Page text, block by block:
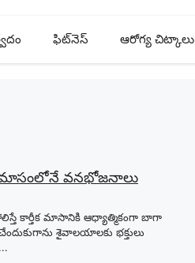
ఫిట్‌నెస్ ఆరోగ్య చిట్కాలు
మాసంలోనే వనభోజనాలు
కార్తీక మాసానికి ఆధ్యాత్మికంగా బాగా
శైవాలయాలకు భక్తులు